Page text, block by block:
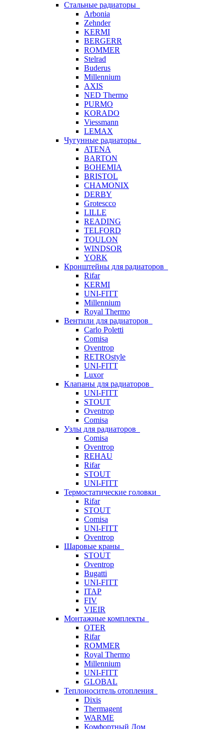
Стальные радиаторы
Arbonia
Zehnder
KERMI
BERGERR
ROMMER
Stelrad
Buderus
Millennium
AXIS
NED Thermo
PURMO
KORADO
Viessmann
LEMAX
Чугунные радиаторы
ATENA
BARTON
BOHEMIA
BRISTOL
CHAMONIX
DERBY
Grotescco
LILLE
READING
TELFORD
TOULON
WINDSOR
YORK
Кронштейны для радиаторов
Rifar
KERMI
UNI-FITT
Millennium
Royal Thermo
Вентили для радиаторов
Carlo Poletti
Comisa
Oventrop
RETROstyle
UNI-FITT
Luxor
Клапаны для радиаторов
UNI-FITT
STOUT
Oventrop
Comisa
Узлы для радиаторов
Comisa
Oventrop
REHAU
Rifar
STOUT
UNI-FITT
Термостатические головки
Rifar
STOUT
Comisa
UNI-FITT
Oventrop
Шаровые краны
STOUT
Oventrop
Bugatti
UNI-FITT
ITAP
FIV
VIEIR
Монтажные комплекты
OTER
Rifar
ROMMER
Royal Thermo
Millennium
UNI-FITT
GLOBAL
Теплоноситель отопления
Dixis
Thermagent
WARME
Комфортный Дом